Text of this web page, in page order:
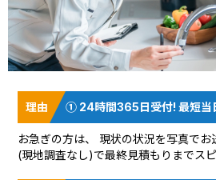
① 24時間365日受付! 最短当
お急ぎの方は、 現状の状況を写真でお
(現地調査なし)で最終見積もりまでス